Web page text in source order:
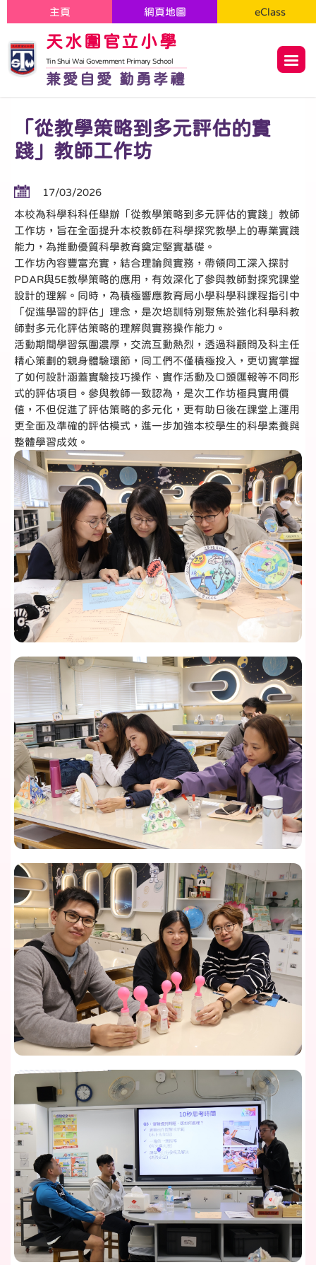
天水圍官立小學
Tin Shui Wai Government Primary School
兼愛自愛 勤勇孝禮
主頁 網頁地圖 eClass
「從教學策略到多元評估的實
踐」教師工作坊
17/03/2026
本校為科學科科任舉辦「從教學策略到多元評估的實踐」教師
工作坊，旨在全面提升本校教師在科學探究教學上的專業實踐
能力，為推動優質科學教育奠定堅實基礎。
工作坊內容豐富充實，結合理論與實務，帶領同工深入探討
PDAR與5E教學策略的應用，有效深化了參與教師對探究課堂
設計的理解。同時，為積極響應教育局小學科學科課程指引中
「促進學習的評估」理念，是次培訓特別聚焦於強化科學科教
師對多元化評估策略的理解與實務操作能力。
活動期間學習氛圍濃厚，交流互動熱烈，透過科顧問及科主任
精心策劃的親身體驗環節，同工們不僅積極投入，更切實掌握
了如何設計涵蓋實驗技巧操作、實作活動及口頭匯報等不同形
式的評估項目。參與教師一致認為，是次工作坊極具實用價
值，不但促進了評估策略的多元化，更有助日後在課堂上運用
更全面及準確的評估模式，進一步加強本校學生的科學素養與
整體學習成效。